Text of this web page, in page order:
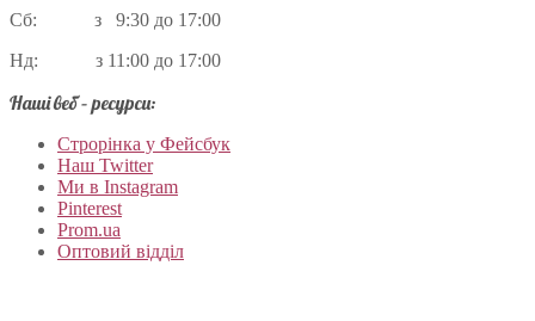
Сб: з 9:30 до 17:00
Нд: з 11:00 до 17:00
Наші веб – ресурси:
Строрінка у Фейсбук
Наш Twitter
Ми в Instagram
Pinterest
Prom.ua
Оптовий відділ